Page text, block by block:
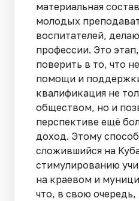
материальная
молодых
воспитателей,
профессии. Это
поверить в то, что
помощи и
квалификация не
обществом, но и
перспективе ещё
доход. Этому
сложившийся на
стимулированию
на краевом и
что, в свою очередь,